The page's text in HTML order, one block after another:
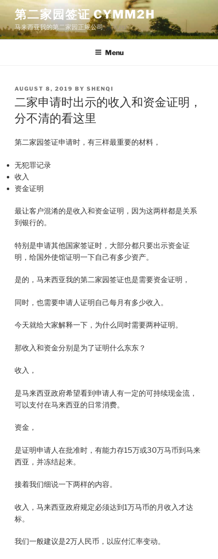
Skip
content
第二家园签证 CYMM2H
马来西亚我的第二家园正规公司
Menu
POSTED
ON
AUGUST 8, 2019 BY SHENQI
二家申请时出示的收入和资金证明，
分不清的看这里
第二家园签证申请时，有三样最重要的材料，
无犯罪记录
收入
资金证明
最让客户混淆的是收入和资金证明，因为这两样都是关系
到银行的。
特别是申请其他国家签证时，大部分都只要出示资金证
明，给国外使馆证明一下自己有多少资产。
是的，马来西亚我的第二家园签证也是需要资金证明，
同时，也需要申请人证明自己每月有多少收入。
今天就给大家解释一下，为什么同时需要两种证明。
那收入和资金分别是为了证明什么东东？
收入，
是马来西亚政府希望看到申请人有一定的可持续现金流，
可以支付在马来西亚的日常消费。
资金，
是证明申请人在批准时，有能力存15万或30万马币到马来
西亚，并冻结起来。
接着我们细说一下两样的内容。
收入，马来西亚政府规定必须达到1万马币的月收入才达
标。
我们一般建议是2万人民币，以应付汇率变动。